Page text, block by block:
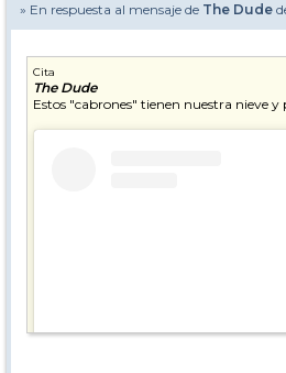
» En respuesta al mensaje de The Dude
Cita
The Dude
Estos "cabrones" tienen nuestra nieve